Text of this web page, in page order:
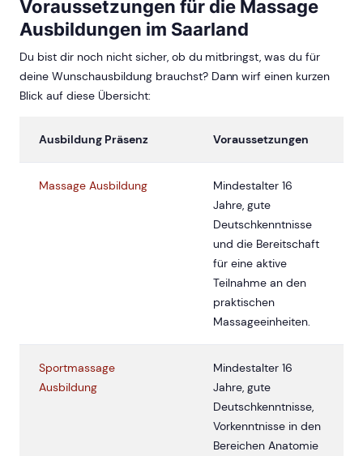
Voraussetzungen für die Massage
Ausbildungen im Saarland
Du bist dir noch nicht sicher, ob du mitbringst, was du für
deine Wunschausbildung brauchst? Dann wirf einen kurzen
Blick auf diese Übersicht:
Ausbildung Präsenz Voraussetzungen
Massage Ausbildung
Mindestalter 16
Jahre, gute
Deutschkenntnisse
und die Bereitschaft
für eine aktive
Teilnahme an den
praktischen
Massageeinheiten.
Sportmassage
Ausbildung
Mindestalter 16
Jahre, gute
Deutschkenntnisse,
Vorkenntnisse in den
Bereichen Anatomie